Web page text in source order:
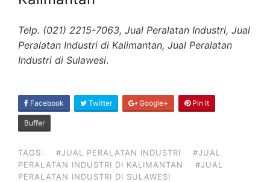
Telp. (021) 2215-7063, Jual Peralatan Industri, Jual
Peralatan Industri di Kalimantan, Jual Peralatan
Industri di Sulawesi.
SHARE
ON
Facebook Twitter Google+ Pin It
Buffer
TAGS: #JUAL PERALATAN INDUSTRI
#JUAL
PERALATAN INDUSTRI DI KALIMANTAN
#JUAL
PERALATAN INDUSTRI DI SULAWESI